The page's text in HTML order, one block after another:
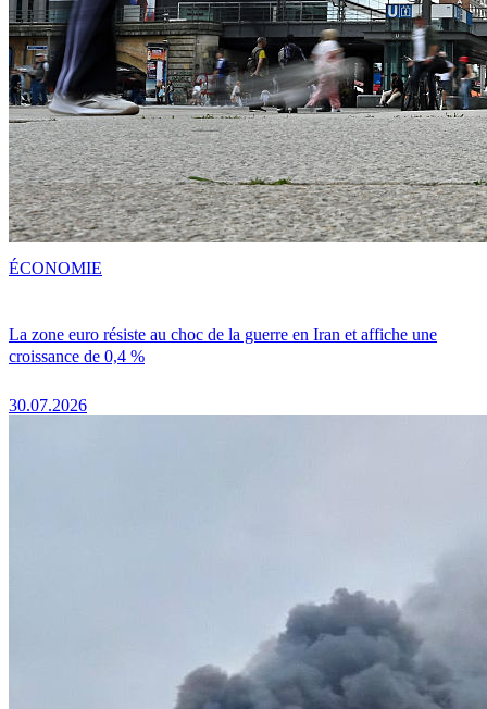
La zone euro résiste au choc de la guerre en Iran et affiche une
croissance de 0,4 %
30.07.2026
ÉCONOMIE